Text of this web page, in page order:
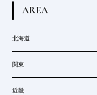
AREA
北海道
関東
近畿